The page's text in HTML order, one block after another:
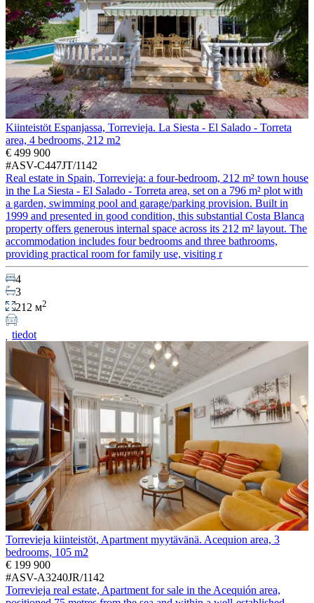
Kiinteistöt Espanjassa, Torrevieja. La Siesta - El Salado - Torreta
area, 4 bedrooms, 212 m2
€ 499 900
#ASV-C447JT/1142
Real estate in Spain, Torrevieja: a four-bedroom, 212 m² town house
in the La Siesta - El Salado - Torreta area, set on a 796 m² plot with
a garden, swimming pool and garage/parking provision. Built in
1999 and presented in good condition, this substantial Costa Blanca
property offers generous internal space across its 212 m² layout. The
accommodation includes four bedrooms and three bathrooms,
providing practical room for family use, visiting r
4
3
212 м2
tiedot
Torrevieja kiinteistöt, Apartment myytävänä. Acequion area, 3
bedrooms, 105 m2
€ 199 900
#ASV-A3240JR/1142
Torrevieja real estate, Apartment for sale in the Acequión area,